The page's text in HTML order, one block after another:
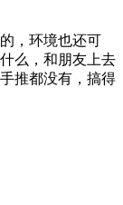
，环境也还可
么，和朋友上去
推都没有，搞得